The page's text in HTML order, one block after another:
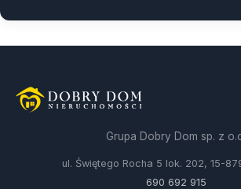
Grupa Dobry Dom sp. z
ul. Świętego Rocha 5 lok. 202, 15-
690 692 915